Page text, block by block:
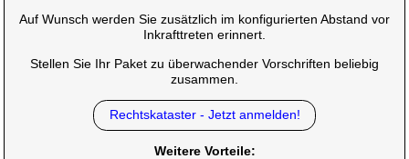
Auf Wunsch werden Sie zusätzlich im konfigurierten Abstand vor
Inkrafttreten erinnert.
Stellen Sie Ihr Paket zu überwachender Vorschriften beliebig
zusammen.
Rechtskataster - Jetzt anmelden!
Weitere Vorteile: